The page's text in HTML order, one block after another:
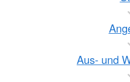
Aus- und